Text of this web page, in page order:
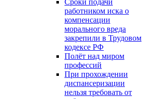
Сроки подачи
работником иска о
компенсации
морального вреда
закрепили в Трудовом
кодексе РФ
Полёт над миром
профессий
При прохождении
диспансеризации
нельзя требовать от